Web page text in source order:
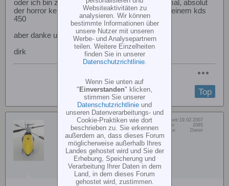
oder ich bin zu dumm. egal ob idle up oder normal, absolut
der horror kenn ich weder vom belt noch von meinem kds
450
aber danke und schöne grüße
dirk
Top
Vulcano
Senior Member
Dabei seit: 19.02.2007
Beiträge:
2085
Vorname:
Dieter
Websiteaktivitäten zu
analysieren. Wir können
bestimmte Informationen über
unsere Nutzer mit unseren
Werbe- und Analysepartnern
teilen. Weitere Einzelheiten
finden Sie in unserer
Datenschutzrichtlinie.
Wenn Sie unten auf
" Einverstanden" klicken,
stimmen Sie unserer
Datenschutzrichtlinie und
unseren Datenverarbeitungs- und
Cookie-Praktiken wie dort
beschrieben zu. Sie erkennen
außerdem an, dass dieses Forum
möglicherweise außerhalb Ihres
Landes gehostet wird und Sie der
Erhebung, Speicherung und
Verarbeitung Ihrer Daten in dem
Land, in dem dieses Forum
gehostet wird, zustimmen.